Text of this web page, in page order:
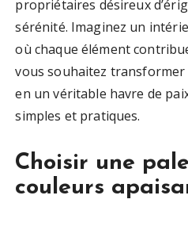
propriétaires désireux
sérénité. Imaginez un
où chaque élément
vous souhaitez
en un véritable havre de
simples et pratiques.
Choisir une
couleurs